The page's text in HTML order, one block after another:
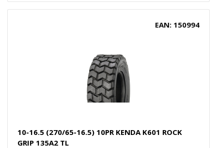
EAN: 150994
10-16.5 (270/65-16.5) 10PR KENDA K601 ROCK
GRIP 135A2 TL